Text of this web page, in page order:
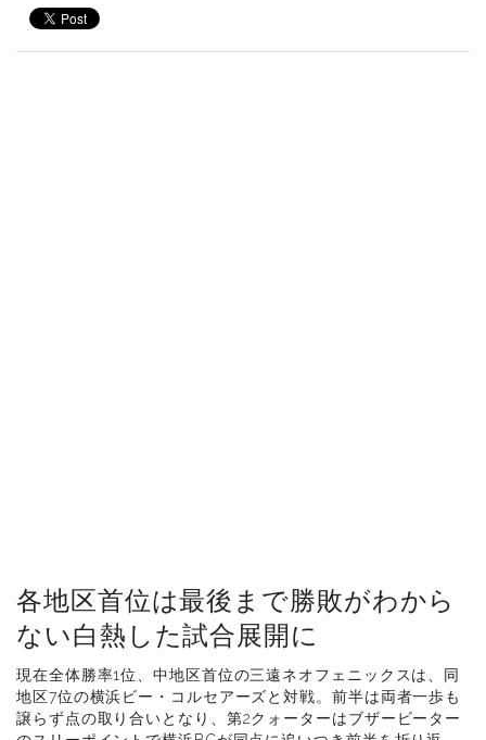
各地区首位は最後まで勝敗がわから
ない白熱した試合展開に
現在全体勝率1位、中地区首位の三遠ネオフェニックスは、同
地区7位の横浜ビー・コルセアーズと対戦。前半は両者一歩も
譲らず点の取り合いとなり、第2クォーターはブザービーター